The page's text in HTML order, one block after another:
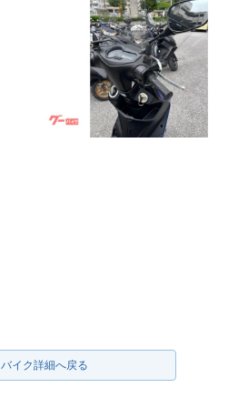
バイク詳細へ戻る